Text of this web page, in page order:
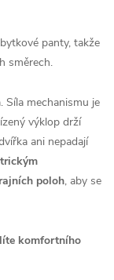
panty, takže
směrech.
. Síla mechanismu je
výklop drží
ani nepadají
poloh, aby se
komfortního